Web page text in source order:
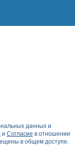
данных и
и Согласие в отношении
в общем доступе.